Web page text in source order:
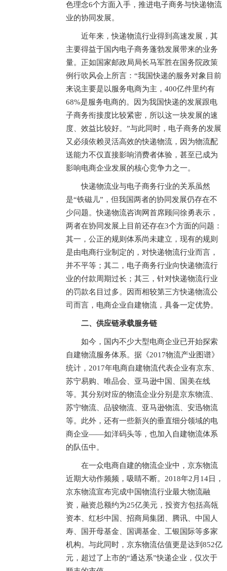
色理念6个方面入手，推进电子商务与快递物流
业的协同发展。
近年来，快递物流行业得到高速发展，其
主要得益于国内电子商务蓬勃发展带来的业务
量。正如国家邮政局局长马军胜在国务院政策
例行吹风会上所言：“我国快递的服务对象目前
来说主要是以服务电商为主，400亿件里约有
68%是服务电商的。因为我国快递的发展跟电
子商务衔接度比较紧密，所以这一块发展的速
度、效益比较好。”与此同时，电子商务的发展
又必须依赖灵活高效的快递物流，因为物流配
送能力不仅直接影响消费者体验，甚至已成为
影响电商企业发展的核心竞争力之一。
快递物流业与电子商务行业的关系虽然
是“铁磁儿”，但我国两者的协同发展仍存在不
少问题。快递物流咨询网首席顾问徐勇表示，
两者在协同发展上目前还存在3个方面的问题：
其一，公正的规则体系尚未建立，现有的规则
是由电商行业制定的，对快递物流行业而言，
并不平等；其二，电子商务行业向快递物流行
业的付款周期过长；其三，针对快递物流行业
的罚款名目过多。因而相较第三方快递物流公
司而言，电商企业自建物流，具备一定优势。
二、供应链承载服务链
如今，国内不少大型电商企业已开始探索
自建物流服务体系。据《2017物流产业图谱》
统计，2017年电商自建物流代表企业有京东、
苏宁易购、唯品会、亚马逊中国、国美在线
等。其分别对应的物流企业分别是京东物流、
苏宁物流、品骏物流、亚马逊物流、安迅物流
等。此外，还有一些新兴的垂直细分领域的电
商企业——如洋码头等，也加入自建物流体系
的队伍中。
在一众电商自建的物流企业中，京东物流
近期大动作频频，吸睛不断。2018年2月14日，
京东物流宣布完成中国物流行业最大物流融
资，融资总额约为25亿美元，投资方包括高瓴
资本、红杉中国、招商局集团、腾讯、中国人
寿、国开母基金、国调基金、工银国际等多家
机构。与此同时，京东物流估值更是达到852亿
元，超过了上市的“通达系”快递企业，仅次于